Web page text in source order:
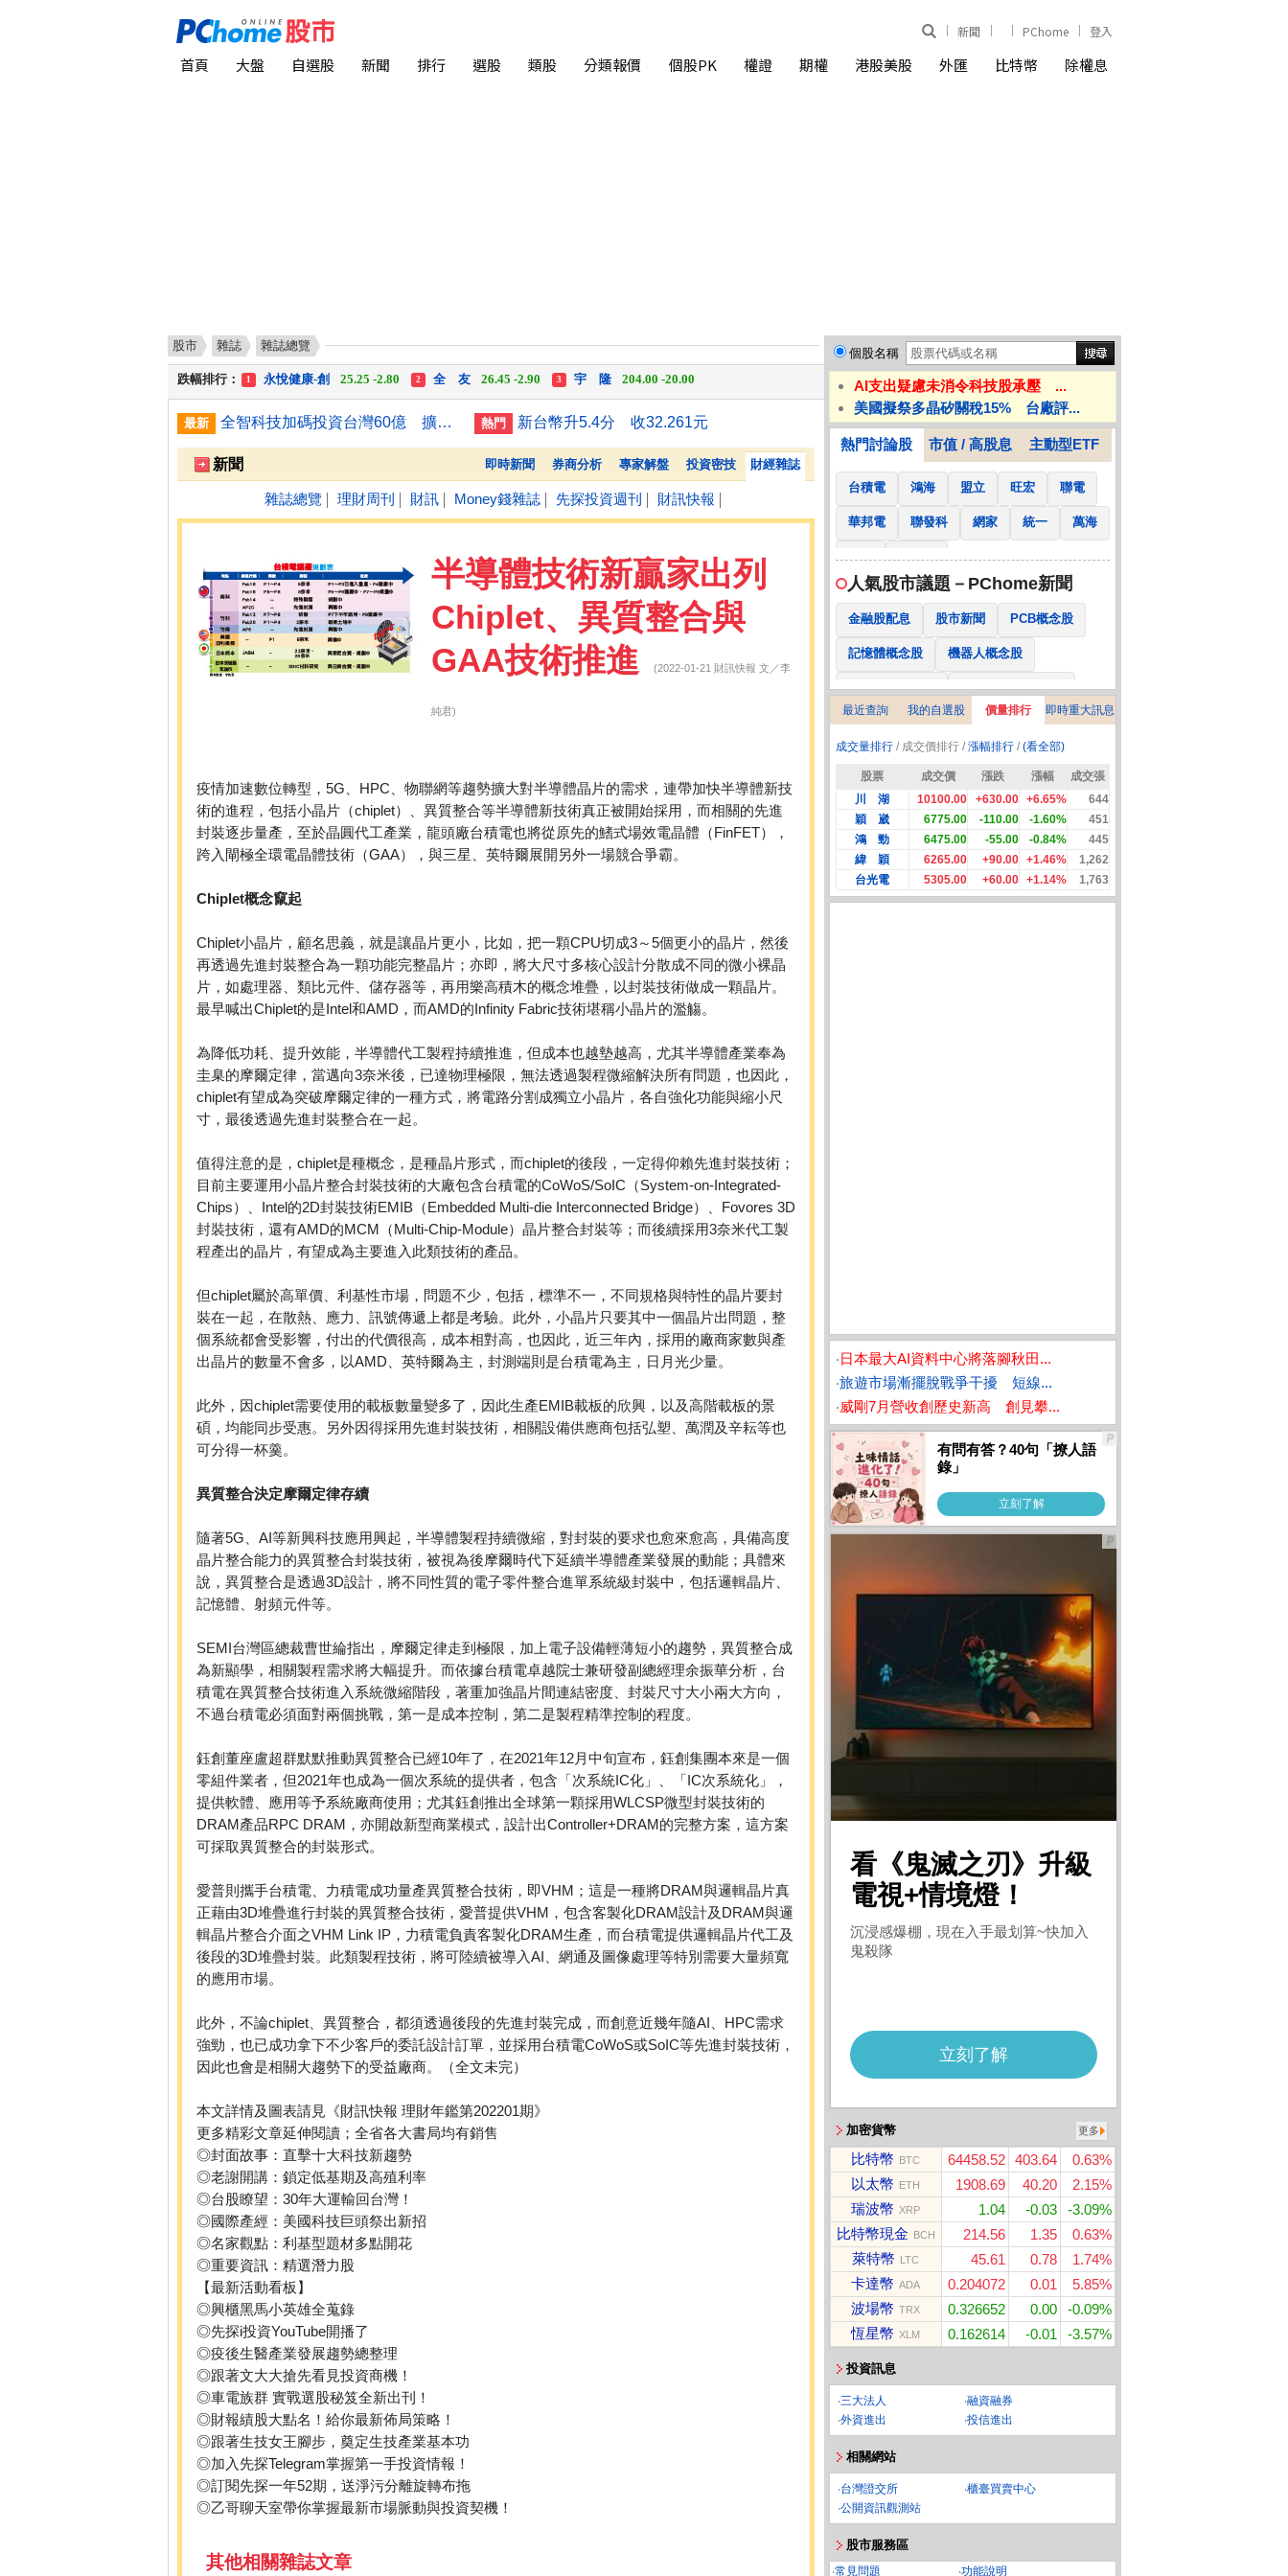
新聞 PChome 登入
首頁 大盤 自選股 新聞 排行 選股 類股 分類報價 個股PK 權證 期權 港股美股 外匯 比特幣 除權息
股市 雜誌 雜誌總覽
漲幅排行： 1 統 新187.00 +17.00 富世達1,760.00 +160.00 吉祥全31.95 +2.90
跌幅排行：
1 永悅健康-創 25.25 -2.80 2 全 友 26.45 -2.90 3 宇 隆
204.00 -20.00
跌停排行：
全 友26.45 -2.90
最新 全智科技加碼投資台灣60億 擴大半導體測試服務產能 熱門 新台幣升5.4分 收32.261元
新聞 即時新聞 券商分析 專家解盤 投資密技 財經雜誌
雜誌總覽 理財周刊 財訊 Money錢雜誌 先探投資週刊 財訊快報
半導體技術新贏家出列
Chiplet、異質整合與
GAA技術推進
(2022-01-21 財訊快報 文／李
純君)
疫情加速數位轉型，5G、HPC、物聯網等趨勢擴大對半導體晶片的需求，連帶加快半導體新技
術的進程，包括小晶片（chiplet）、異質整合等半導體新技術真正被開始採用，而相關的先進
封裝逐步量產，至於晶圓代工產業，龍頭廠台積電也將從原先的鰭式場效電晶體（FinFET），
跨入閘極全環電晶體技術（GAA），與三星、英特爾展開另外一場競合爭霸。
Chiplet概念竄起
Chiplet小晶片，顧名思義，就是讓晶片更小，比如，把一顆CPU切成3～5個更小的晶片，然後
再透過先進封裝整合為一顆功能完整晶片；亦即，將大尺寸多核心設計分散成不同的微小裸晶
片，如處理器、類比元件、儲存器等，再用樂高積木的概念堆疊，以封裝技術做成一顆晶片。
最早喊出Chiplet的是Intel和AMD，而AMD的Infinity Fabric技術堪稱小晶片的濫觴。
為降低功耗、提升效能，半導體代工製程持續推進，但成本也越墊越高，尤其半導體產業奉為
圭臬的摩爾定律，當邁向3奈米後，已達物理極限，無法透過製程微縮解決所有問題，也因此，
chiplet有望成為突破摩爾定律的一種方式，將電路分割成獨立小晶片，各自強化功能與縮小尺
寸，最後透過先進封裝整合在一起。
值得注意的是，chiplet是種概念，是種晶片形式，而chiplet的後段，一定得仰賴先進封裝技術；
目前主要運用小晶片整合封裝技術的大廠包含台積電的CoWoS/SoIC（System-on-Integrated-
Chips）、Intel的2D封裝技術EMIB（Embedded Multi-die Interconnected Bridge）、Fovores 3D
封裝技術，還有AMD的MCM（Multi-Chip-Module）晶片整合封裝等；而後續採用3奈米代工製
程產出的晶片，有望成為主要進入此類技術的產品。
但chiplet屬於高單價、利基性市場，問題不少，包括，標準不一，不同規格與特性的晶片要封
裝在一起，在散熱、應力、訊號傳遞上都是考驗。此外，小晶片只要其中一個晶片出問題，整
個系統都會受影響，付出的代價很高，成本相對高，也因此，近三年內，採用的廠商家數與產
出晶片的數量不會多，以AMD、英特爾為主，封測端則是台積電為主，日月光少量。
此外，因chiplet需要使用的載板數量變多了，因此生產EMIB載板的欣興，以及高階載板的景
碩，均能同步受惠。另外因得採用先進封裝技術，相關設備供應商包括弘塑、萬潤及辛耘等也
可分得一杯羹。
異質整合決定摩爾定律存續
隨著5G、AI等新興科技應用興起，半導體製程持續微縮，對封裝的要求也愈來愈高，具備高度
晶片整合能力的異質整合封裝技術，被視為後摩爾時代下延續半導體產業發展的動能；具體來
說，異質整合是透過3D設計，將不同性質的電子零件整合進單系統級封裝中，包括邏輯晶片、
記憶體、射頻元件等。
SEMI台灣區總裁曹世綸指出，摩爾定律走到極限，加上電子設備輕薄短小的趨勢，異質整合成
為新顯學，相關製程需求將大幅提升。而依據台積電卓越院士兼研發副總經理余振華分析，台
積電在異質整合技術進入系統微縮階段，著重加強晶片間連結密度、封裝尺寸大小兩大方向，
不過台積電必須面對兩個挑戰，第一是成本控制，第二是製程精準控制的程度。
鈺創董座盧超群默默推動異質整合已經10年了，在2021年12月中旬宣布，鈺創集團本來是一個
零組件業者，但2021年也成為一個次系統的提供者，包含「次系統IC化」、「IC次系統化」，
提供軟體、應用等予系統廠商使用；尤其鈺創推出全球第一顆採用WLCSP微型封裝技術的
DRAM產品RPC DRAM，亦開啟新型商業模式，設計出Controller+DRAM的完整方案，這方案
可採取異質整合的封裝形式。
愛普則攜手台積電、力積電成功量產異質整合技術，即VHM；這是一種將DRAM與邏輯晶片真
正藉由3D堆疊進行封裝的異質整合技術，愛普提供VHM，包含客製化DRAM設計及DRAM與邏
輯晶片整合介面之VHM Link IP，力積電負責客製化DRAM生產，而台積電提供邏輯晶片代工及
後段的3D堆疊封裝。此類製程技術，將可陸續被導入AI、網通及圖像處理等特別需要大量頻寬
的應用市場。
此外，不論chiplet、異質整合，都須透過後段的先進封裝完成，而創意近幾年隨AI、HPC需求
強勁，也已成功拿下不少客戶的委託設計訂單，並採用台積電CoWoS或SoIC等先進封裝技術，
因此也會是相關大趨勢下的受益廠商。（全文未完）
本文詳情及圖表請見《財訊快報 理財年鑑第202201期》
更多精彩文章延伸閱讀；全省各大書局均有銷售
◎封面故事：直擊十大科技新趨勢
◎老謝開講：鎖定低基期及高殖利率
◎台股瞭望：30年大運輸回台灣！
◎國際產經：美國科技巨頭祭出新招
◎名家觀點：利基型題材多點開花
◎重要資訊：精選潛力股
【最新活動看板】
◎興櫃黑馬小英雄全蒐錄
◎先探i投資YouTube開播了
◎疫後生醫產業發展趨勢總整理
◎跟著文大大搶先看見投資商機！
◎車電族群 實戰選股秘笈全新出刊！
◎財報績股大點名！給你最新佈局策略！
◎跟著生技女王腳步，奠定生技產業基本功
◎加入先探Telegram掌握第一手投資情報！
◎訂閱先探一年52期，送淨污分離旋轉布拖
◎乙哥聊天室帶你掌握最新市場脈動與投資契機！
其他相關雜誌文章
個股名稱
AI支出疑慮未消令科技股承壓 ...
美國擬祭多晶矽關稅15% 台廠評...
熱門討論股 市值 / 高股息 主動型ETF
台積電 鴻海 盟立 旺宏 聯電
華邦電 聯發科 網家 統一 萬海
南亞 國泰金
人氣股市議題－PChome新聞
金融股配息 股市新聞 PCB概念股
記憶體概念股 機器人概念股
低軌衛星概念股 CPO、BBU概念股
2025金融股配息 AI眼鏡概念股
降息概念股 儲能概念股 甲骨文概念股
股東會紀念品
最近查詢 我的自選股 價量排行 即時重大訊息
成交量排行/ 成交價排行 /漲幅排行/(看全部)
股票 成交價 漲跌 漲幅
成交張
川 湖
10100.00 +630.00 +6.65%
644
穎 崴
6775.00 -110.00 -1.60%
451
鴻 勁
6475.00 -55.00 -0.84%
445
緯 穎
6265.00 +90.00 +1.46%
1,262
台光電
5305.00 +60.00 +1.14% 1,763
‧日本最大AI資料中心將落腳秋田...
‧旅遊市場漸擺脫戰爭干擾 短線...
‧威剛7月營收創歷史新高 創見攀...
更多
加密貨幣
比特幣 BTC 64458.52 403.64
0.63%
以太幣 ETH 1908.69 40.20
2.15%
瑞波幣 XRP 1.04 -0.03
-3.09%
比特幣現金 BCH 214.56 1.35
0.63%
萊特幣 LTC 45.61 0.78
1.74%
卡達幣 ADA 0.204072 0.01
5.85%
波場幣 TRX 0.326652 0.00
-0.09%
恆星幣 XLM 0.162614 -0.01 -3.57%
投資訊息
‧三大法人 ‧融資融券
‧外資進出 ‧投信進出
相關網站
‧台灣證交所 ‧櫃臺買賣中心
‧公開資訊觀測站
股市服務區
‧常見問題 ‧功能說明